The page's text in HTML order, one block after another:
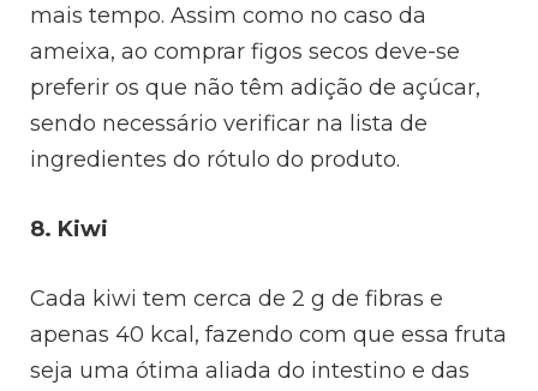
mais tempo. Assim como no caso da
ameixa, ao comprar figos secos deve-se
preferir os que não têm adição de açúcar,
sendo necessário verificar na lista de
ingredientes do rótulo do produto.
8. Kiwi
Cada kiwi tem cerca de 2 g de fibras e
apenas 40 kcal, fazendo com que essa fruta
seja uma ótima aliada do intestino e das